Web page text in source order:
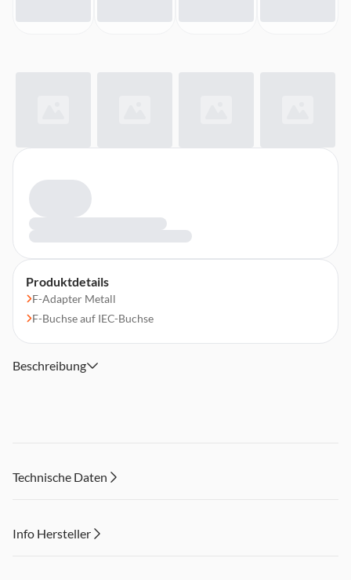
Produktdetails
F-Adapter Metall
F-Buchse auf IEC-Buchse
Beschreibung
Technische Daten
Info Hersteller